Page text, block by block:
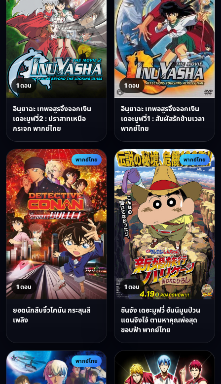
1 ตอน
อินุยาฉะ เทพอสูรจิ้งจอกเงิน
เดอะมูฟวี่2 : ปราสาทเหนือ
กระจก พากย์ไทย
1 ตอน
อินุยาฉะ เทพอสูรจิ้งจอกเงิน
เดอะมูฟวี่1 : สัมผัสรักข้ามเวลา
พากย์ไทย
พากย์ไทย
1 ตอน
ยอดนักสืบจิ๋วโคนัน กระสุนสี
เพลิง
พากย์ไทย
1 ตอน
ชินจัง เดอะมูฟวี่ ฮันนีมูนป่วน
แดนจิงโจ้ ตามหาคุณพ่อสุด
ขอบฟ้า พากย์ไทย
พากย์ไทย